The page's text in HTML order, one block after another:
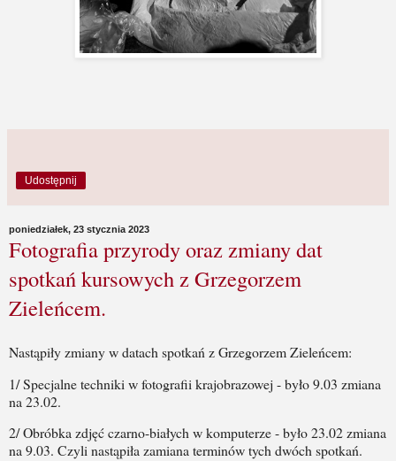
Udostępnij
poniedziałek, 23 stycznia 2023
Fotografia przyrody oraz zmiany dat
spotkań kursowych z Grzegorzem
Zieleńcem.
Nastąpiły zmiany wdatach spotkań z Grzegorzem Zieleńcem:
1/ Specjalne techniki w fotografii krajobrazowej - było 9.03 zmiana
na 23.02.
2/ Obróbka zdjęć czarno-białych w komputerze - było 23.02 zmiana
na 9.03. Czyli nastąpiła zamiana terminów tych dwóch spotkań.